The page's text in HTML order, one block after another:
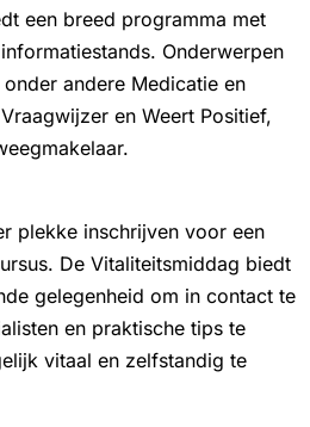
een breed programma met
Onderwerpen
andere Medicatie en
en Weert Positief,
plekke inschrijven voor een
De Vitaliteitsmiddag biedt
gelegenheid om in contact te
en praktische tips te
vitaal en zelfstandig te